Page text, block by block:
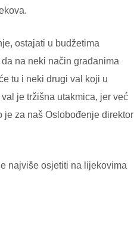
ostajati u budžetima
na neki način građanima
tu i neki drugi val koji u
je tržišna utakmica, jer već
je za naš Oslobođenje direktor
najviše osjetiti na lijekovima